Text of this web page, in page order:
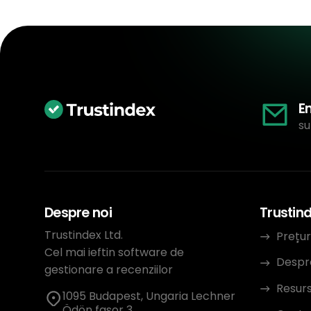
Despre noi
Trustindex Ltd.
Cel mai ieftin software de
gestionare a recenziilor
1095 Budapest, Ungaria Lechner